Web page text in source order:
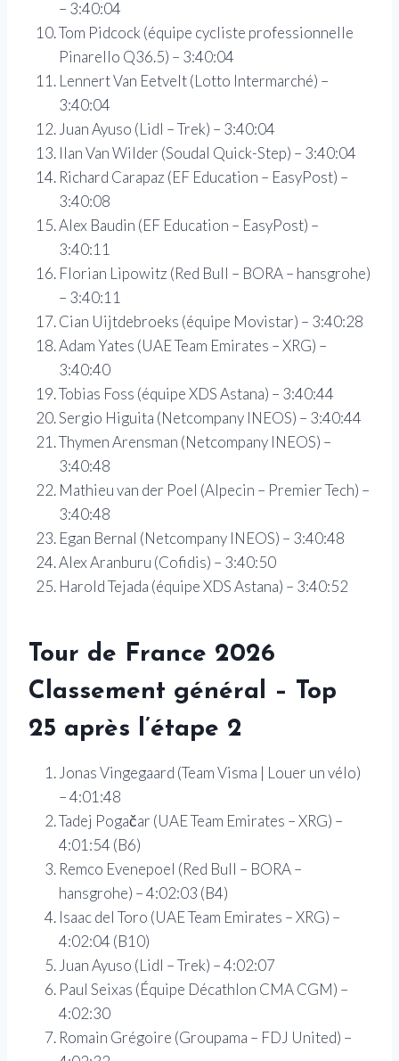
– 3:40:04
Tom Pidcock (équipe cycliste professionnelle
Pinarello Q36.5) – 3:40:04
Lennert Van Eetvelt (Lotto Intermarché) –
3:40:04
Juan Ayuso (Lidl – Trek) – 3:40:04
Ilan Van Wilder (Soudal Quick-Step) – 3:40:04
Richard Carapaz (EF Education – EasyPost) –
3:40:08
Alex Baudin (EF Education – EasyPost) –
3:40:11
Florian Lipowitz (Red Bull – BORA – hansgrohe)
– 3:40:11
Cian Uijtdebroeks (équipe Movistar) – 3:40:28
Adam Yates (UAE Team Emirates – XRG) –
3:40:40
Tobias Foss (équipe XDS Astana) – 3:40:44
Sergio Higuita (Netcompany INEOS) – 3:40:44
Thymen Arensman (Netcompany INEOS) –
3:40:48
Mathieu van der Poel (Alpecin – Premier Tech) –
3:40:48
Egan Bernal (Netcompany INEOS) – 3:40:48
Alex Aranburu (Cofidis) – 3:40:50
Harold Tejada (équipe XDS Astana) – 3:40:52
Tour de France 2026
Classement général – Top
25 après l’étape 2
Jonas Vingegaard (Team Visma | Louer un vélo)
– 4:01:48
Tadej Pogačar (UAE Team Emirates – XRG) –
4:01:54 (B6)
Remco Evenepoel (Red Bull – BORA –
hansgrohe) – 4:02:03 (B4)
Isaac del Toro (UAE Team Emirates – XRG) –
4:02:04 (B10)
Juan Ayuso (Lidl – Trek) – 4:02:07
Paul Seixas (Équipe Décathlon CMA CGM) –
4:02:30
Romain Grégoire (Groupama – FDJ United) –